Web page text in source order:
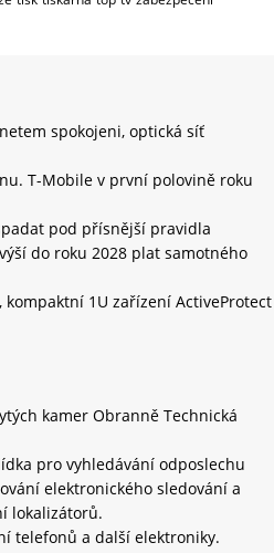
spokojeni, optická síť
T-Mobile v první polovině roku
pod přísnější pravidla
do roku 2028 plat samotného
kompaktní 1U zařízení ActiveProtect
kamer Obranně Technická
pro vyhledávání odposlechu
elektronického sledování a
lokalizátorů.
telefonů a další elektroniky.